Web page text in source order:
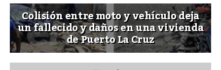
Colisión entre moto y vehículo deja
un fallecido y daños en una vivienda
de Puerto La Cruz